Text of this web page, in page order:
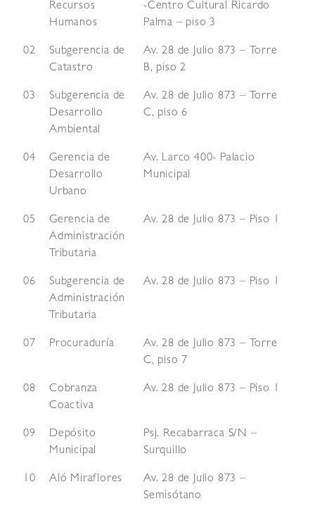
Recursos
Humanos
-Centro Cultural Ricardo
Palma – piso 3
02
Subgerencia de
Catastro
Av. 28 de Julio 873 – Torre
B, piso 2
03
Subgerencia de
Desarrollo
Ambiental
Av. 28 de Julio 873 – Torre
C, piso 6
04
Gerencia de
Desarrollo
Urbano
Av. Larco 400- Palacio
Municipal
05
Gerencia de
Administración
Tributaria
Av. 28 de Julio 873 – Piso 1
06
Subgerencia de
Administración
Tributaria
Av. 28 de Julio 873 – Piso 1
07 Procuraduría
Av. 28 de Julio 873 – Torre
C, piso 7
08
Cobranza
Coactiva
Av. 28 de Julio 873 – Piso 1
09
Depósito
Municipal
Psj. Recabarraca S/N –
Surquillo
10 Aló Miraflores
Av. 28 de Julio 873 –
Semisótano